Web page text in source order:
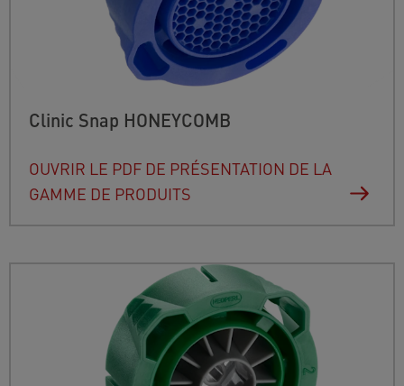
Clinic Snap HONEYCOMB
OUVRIR LE PDF DE PRÉSENTATION DE LA
GAMME DE PRODUITS